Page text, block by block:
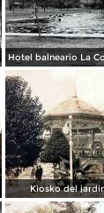
Kiosko del